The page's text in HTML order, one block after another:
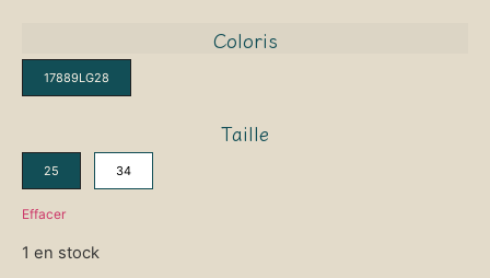
Coloris
17889LG28
Taille
25 34
Effacer
1 en stock